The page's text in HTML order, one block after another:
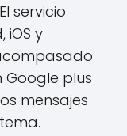
servicio
iOS y
Google plus
mensajes